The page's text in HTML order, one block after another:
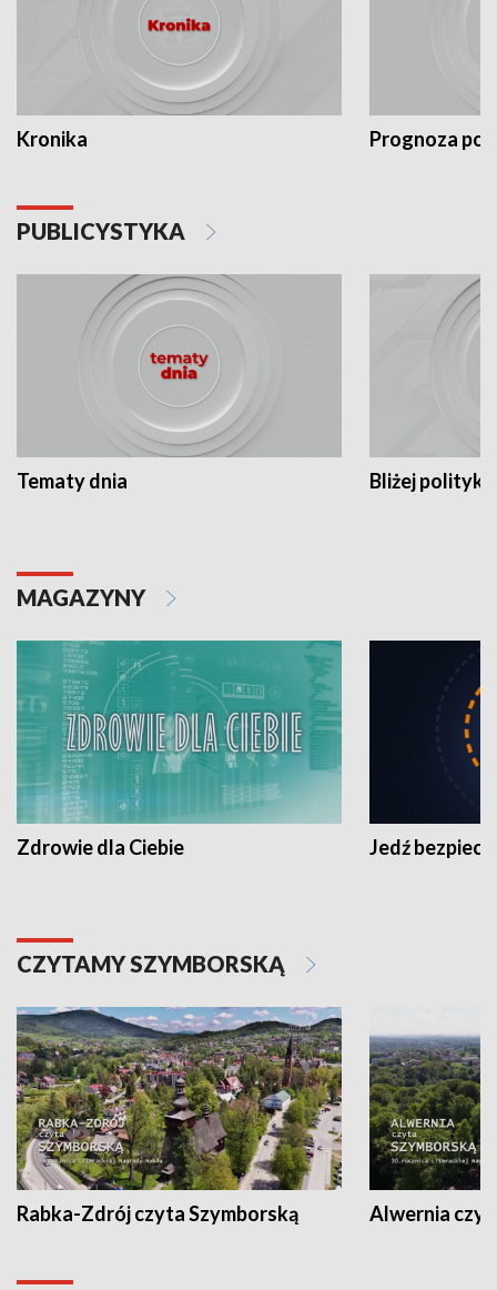
Kronika Prognoza
PUBLICYSTYKA
Tematy dnia Bliżej polityki
MAGAZYNY
Zdrowie dla Ciebie Jedź
CZYTAMY SZYMBORSKĄ
Rabka-Zdrój czyta Szymborską Alwernia